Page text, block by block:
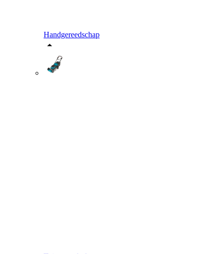
Handgereedschap